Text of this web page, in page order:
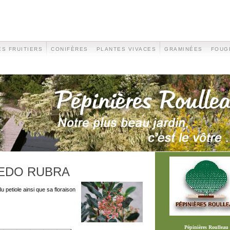
FRUITIERS CONIFÈRES PLANTES VIVACES GRAMINÉES
RUBRA
petiole ainsi que sa floraison
Pépinières Roulleau